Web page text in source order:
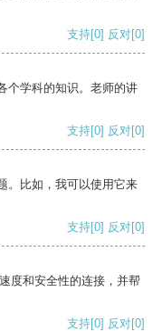
支持[0] 反对[0]
个学科的知识。老师的讲
支持[0] 反对[0]
。比如，我可以使用它来
支持[0] 反对[0]
度和安全性的连接，并帮
支持[0] 反对[0]